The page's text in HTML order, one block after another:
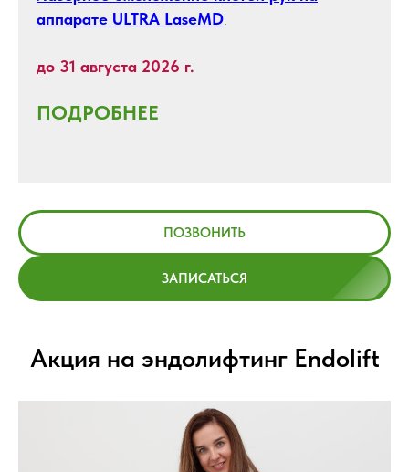
аппарате ULTRA LaseMD.
до 31 августа 2026 г.
ПОДРОБНЕЕ
ПОЗВОНИТЬ
ЗАПИСАТЬСЯ
Акция на эндолифтинг Endolift